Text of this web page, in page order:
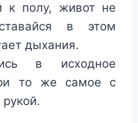
к полу, живот не
в этом
дыхания.
в исходное
то же самое с